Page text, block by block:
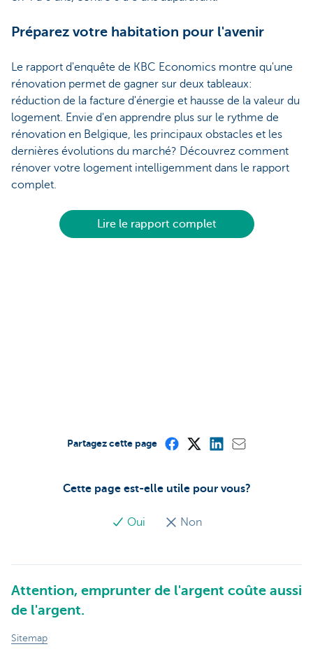
Préparez votre habitation pour l'avenir
Le rapport d'enquête de KBC Economics montre qu'une
rénovation permet de gagner sur deux tableaux:
réduction de la facture d'énergie et hausse de la valeur du
logement. Envie d'en apprendre plus sur le rythme de
rénovation en Belgique, les principaux obstacles et les
dernières évolutions du marché? Découvrez comment
rénover votre logement intelligemment dans le rapport
complet.
Lire le rapport complet
Cette page est-elle utile pour vous?
Oui Non
Partagez cette page
Attention, emprunter de l'argent coûte aussi
de l'argent.
Sitemap